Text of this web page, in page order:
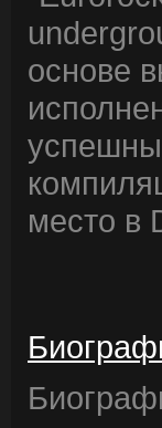
основе
место в